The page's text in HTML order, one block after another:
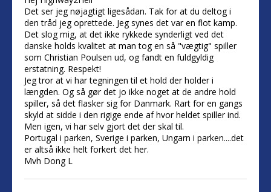
Det ser jeg nøjagtigt ligesådan. Tak for at du deltog i
den tråd jeg oprettede. Jeg synes det var en flot kamp.
Det slog mig, at det ikke rykkede synderligt ved det
danske holds kvalitet at man tog en så "vægtig" spiller
som Christian Poulsen ud, og fandt en fuldgyldig
erstatning. Respekt!
Jeg tror at vi har tegningen til et hold der holder i
længden. Og så gør det jo ikke noget at de andre hold
spiller, så det flasker sig for Danmark. Rart for en gangs
skyld at sidde i den rigige ende af hvor heldet spiller ind.
Men igen, vi har selv gjort det der skal til.
Portugal i parken, Sverige i parken, Ungarn i parken....det
er altså ikke helt forkert det her.
Mvh Dong L